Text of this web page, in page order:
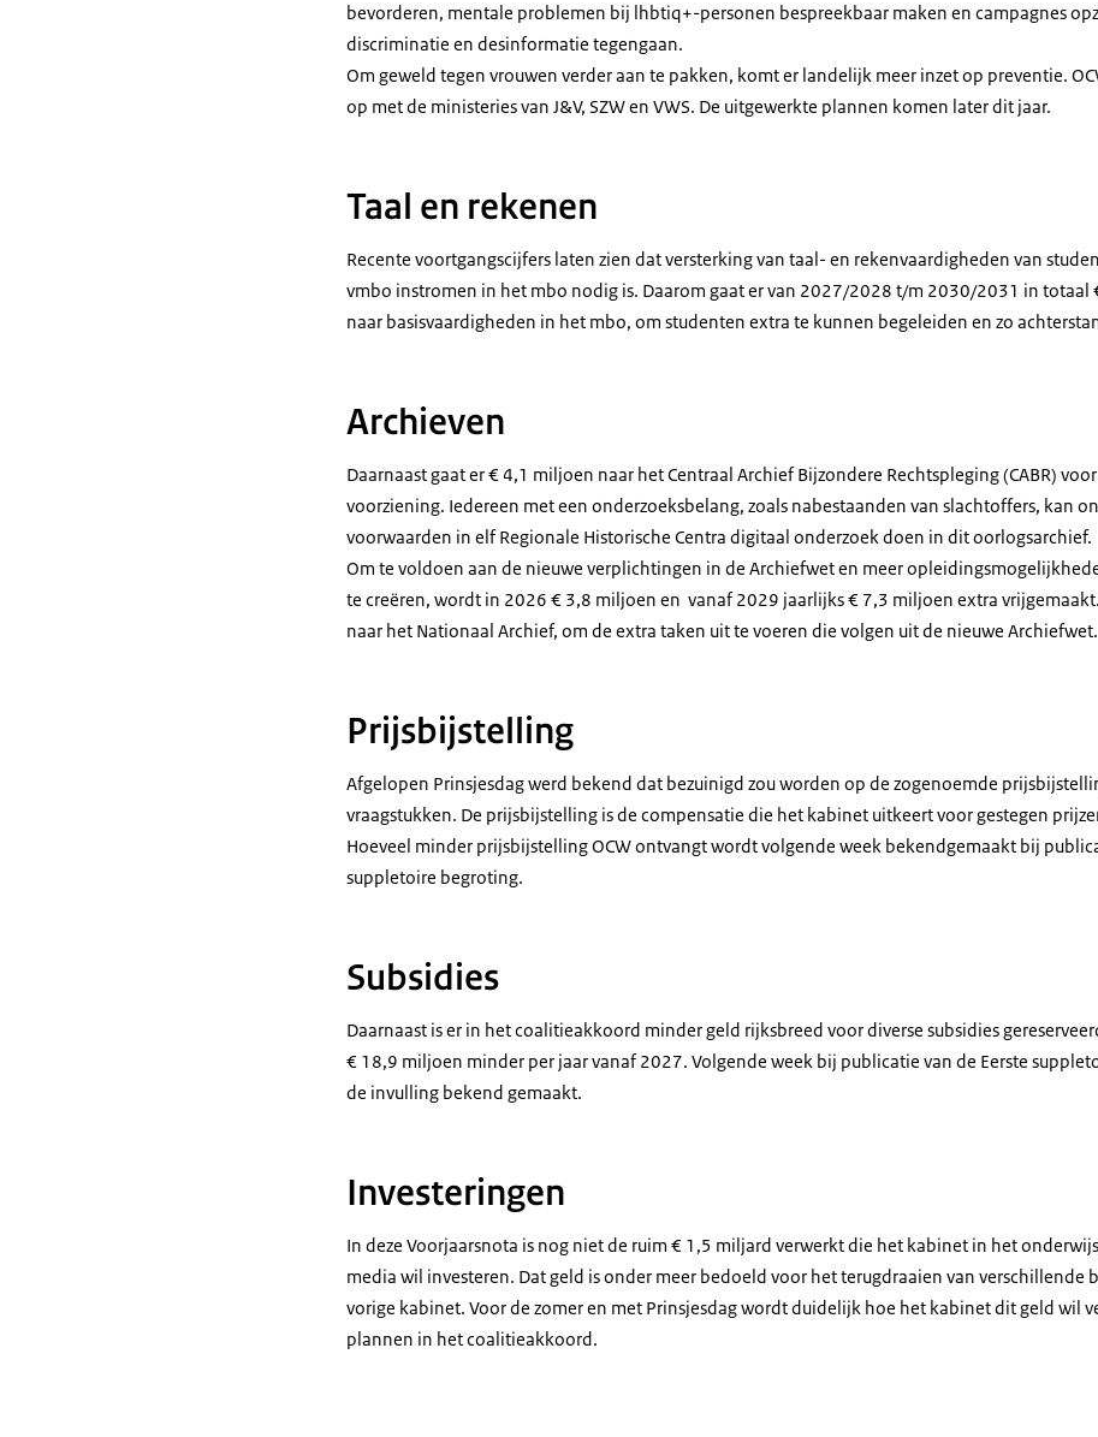
bevorderen, mentale problemen bij lhbtiq+-personen bespreekbaar maken en campagnes
discriminatie en desinformatie tegengaan.
Om geweld tegen vrouwen verder aan te pakken, komt er landelijk meer inzet op preventie.
op met de ministeries van J&V, SZW en VWS. De uitgewerkte plannen komen later dit jaar.
Taal en rekenen
Recente voortgangscijfers laten zien dat versterking van taal- en rekenvaardigheden van
vmbo instromen in het mbo nodig is. Daarom gaat er van 2027/2028 t/m 2030/2031 in totaal
naar basisvaardigheden in het mbo, om studenten extra te kunnen begeleiden en zo
Archieven
Daarnaast gaat er € 4,1 miljoen naar het Centraal Archief Bijzondere Rechtspleging (CABR)
voorziening. Iedereen met een onderzoeksbelang, zoals nabestaanden van slachtoffers, kan
voorwaarden in elf Regionale Historische Centra digitaal onderzoek doen in dit oorlogsarchief.
Om te voldoen aan de nieuwe verplichtingen in de Archiefwet en meer
te creëren, wordt in 2026 € 3,8 miljoen en vanaf 2029 jaarlijks € 7,3 miljoen extra
naar het Nationaal Archief, om de extra taken uit te voeren die volgen uit de nieuwe Archiefwet.
Prijsbijstelling
Afgelopen Prinsjesdag werd bekend dat bezuinigd zou worden op de zogenoemde
vraagstukken. De prijsbijstelling is de compensatie die het kabinet uitkeert voor gestegen
Hoeveel minder prijsbijstelling OCW ontvangt wordt volgende week bekendgemaakt bij
suppletoire begroting.
Subsidies
Daarnaast is er in het coalitieakkoord minder geld rijksbreed voor diverse subsidies
€ 18,9 miljoen minder per jaar vanaf 2027. Volgende week bij publicatie van de Eerste
de invulling bekend gemaakt.
Investeringen
In deze Voorjaarsnota is nog niet de ruim € 1,5 miljard verwerkt die het kabinet in het
media wil investeren. Dat geld is onder meer bedoeld voor het terugdraaien van verschillende
vorige kabinet. Voor de zomer en met Prinsjesdag wordt duidelijk hoe het kabinet dit geld wil
plannen in het coalitieakkoord.